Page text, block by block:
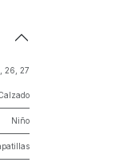
26 27
Niño